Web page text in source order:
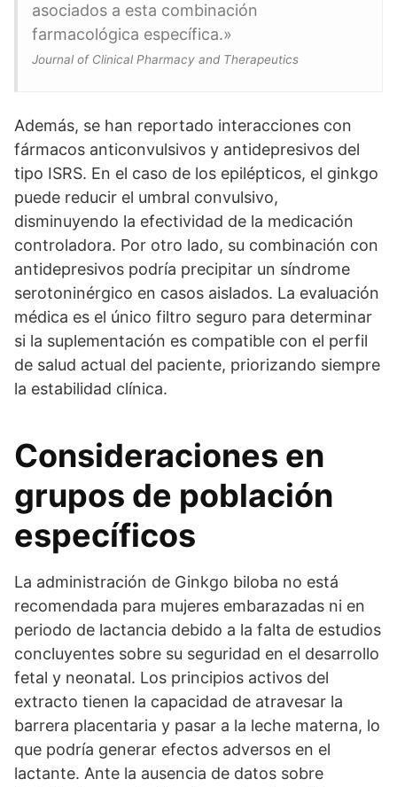
asociados a esta combinación
farmacológica específica.»
Journal of Clinical Pharmacy and Therapeutics
Además, se han reportado interacciones con
fármacos anticonvulsivos y antidepresivos del
tipo ISRS. En el caso de los epilépticos, el ginkgo
puede reducir el umbral convulsivo,
disminuyendo la efectividad de la medicación
controladora. Por otro lado, su combinación con
antidepresivos podría precipitar un síndrome
serotoninérgico en casos aislados. La evaluación
médica es el único filtro seguro para determinar
si la suplementación es compatible con el perfil
de salud actual del paciente, priorizando siempre
la estabilidad clínica.
Consideraciones en
grupos de población
específicos
La administración de Ginkgo biloba no está
recomendada para mujeres embarazadas ni en
periodo de lactancia debido a la falta de estudios
concluyentes sobre su seguridad en el desarrollo
fetal y neonatal. Los principios activos del
extracto tienen la capacidad de atravesar la
barrera placentaria y pasar a la leche materna, lo
que podría generar efectos adversos en el
lactante. Ante la ausencia de datos sobre